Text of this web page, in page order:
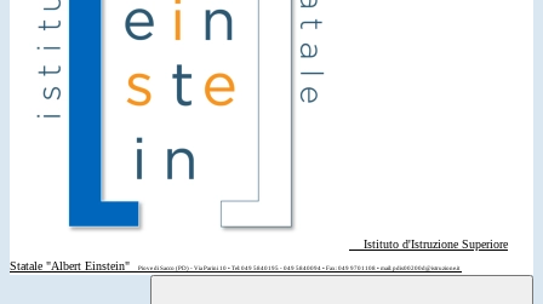
Istituto d'Istruzione Superiore
Statale "Albert Einstein"
Piove di Sacco (PD) - Via Parini 10 • Tel: 049 5840195 - 049 5840094 • Fax: 049 9701108 • mail: pdis00200d@istruzione.it